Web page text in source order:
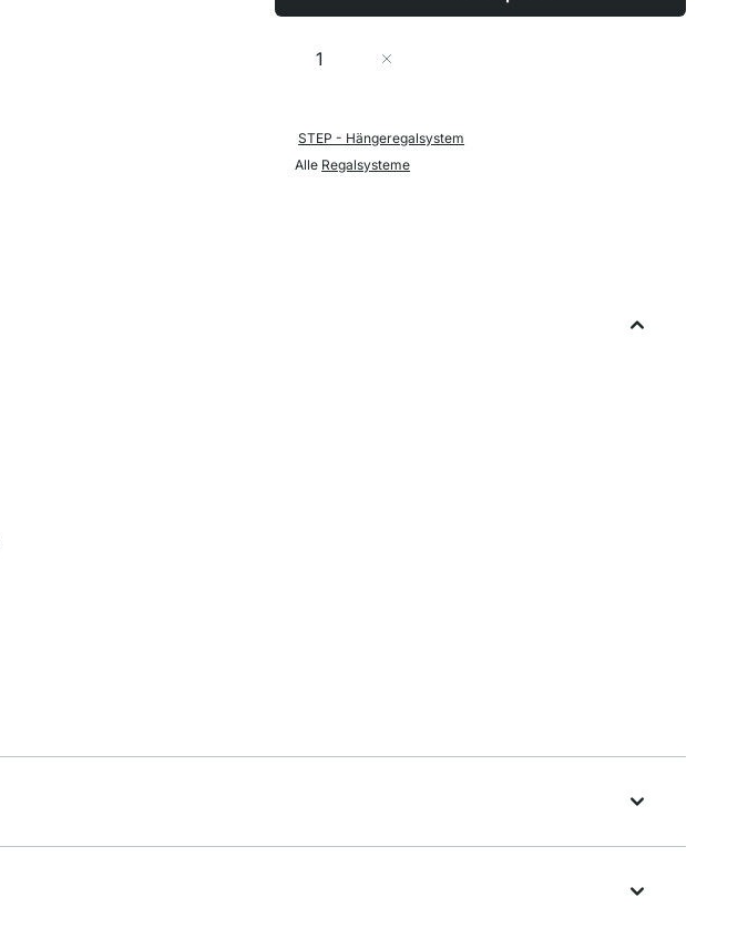
Menge
STEP - Hängeregalsystem
Alle Regalsysteme